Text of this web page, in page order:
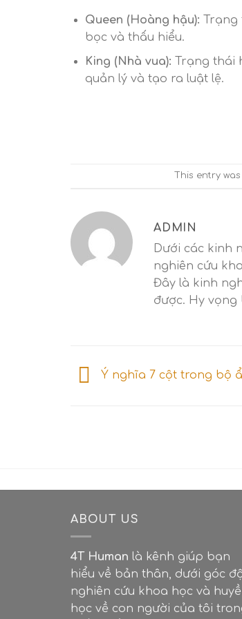
Queen (Hoàng hậu):
bọc và thấu hiểu.
King (Nhà vua): Trạng thái
quản lý và tạo ra luật lệ.
This entry
ADMIN
Dưới các kinh
nghiên cứu
Đây là kinh
được. Hy
Ý nghĩa 7 cột trong bộ
ABOUT US
4T Human là kênh giúp bạn
hiểu về bản thân, dưới góc
nghiên cứu khoa học và
học về con người của tôi